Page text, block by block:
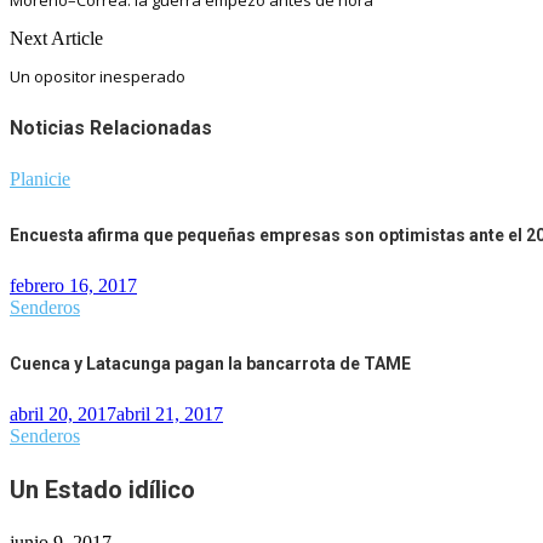
Next Article
Un opositor inesperado
Noticias Relacionadas
Planicie
Encuesta afirma que pequeñas empresas son optimistas ante el
febrero 16, 2017
Senderos
Cuenca y Latacunga pagan la bancarrota de TAME
abril 20, 2017abril 21, 2017
Senderos
Un Estado idílico